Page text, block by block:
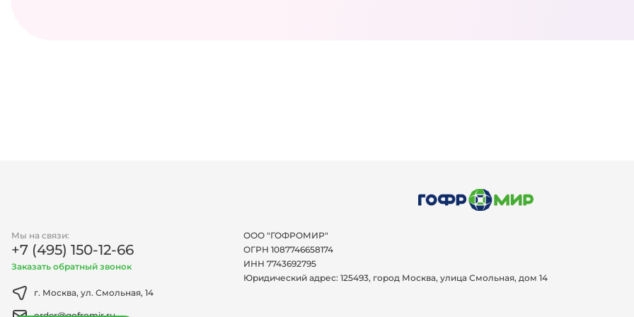
Мы на связи:
+7 (495) 150-12-66
Заказать обратный звонок
г. Москва, ул. Смольная, 14
ООО "ГОФРОМИР"
ОГРН 1087746658174
ИНН 7743692795
Юридический адрес: 125493, город Москва, улица Смольная, дом 14